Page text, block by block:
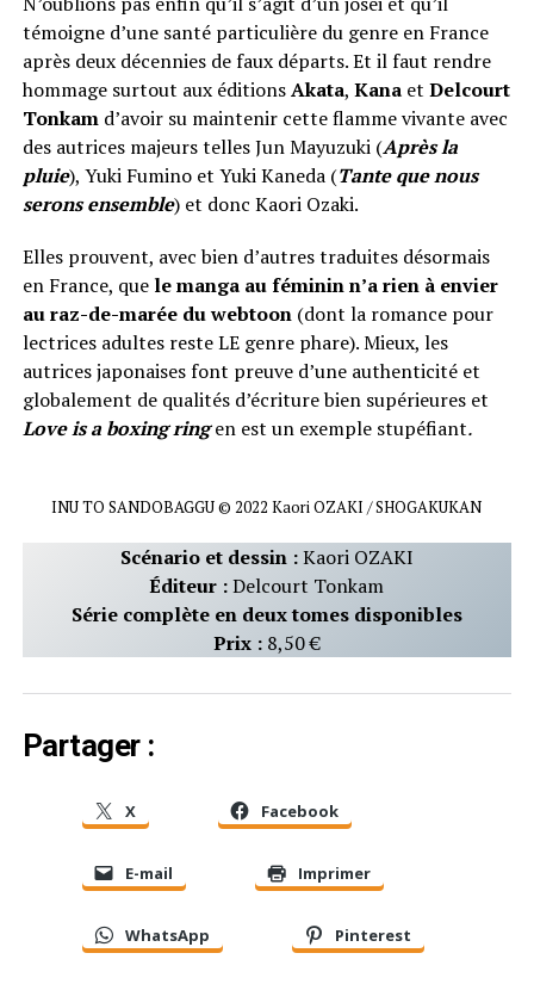
témoigne d’une santé particulière du genre en France
après deux décennies de faux départs. Et il faut rendre
hommage surtout aux éditionsAkata, Kanaet Delcourt
Tonkamd’avoir su maintenir cette flamme vivante avec
des autrices majeurs telles Jun Mayuzuki (Après la
pluie), Yuki Fumino et Yuki Kaneda (Tante que nous
serons ensemble) et donc Kaori Ozaki.
Elles prouvent, avec bien d’autres traduites désormais
en France, que le manga au féminin n’a rien à envier
au raz-de-marée du webtoon(dont la romance pour
lectrices adultes reste LE genre phare). Mieux, les
autrices japonaises font preuve d’une authenticité et
globalement de qualités d’écriture bien supérieures et
Love is a boxing ring en est un exemple stupéfiant.
INU TO SANDOBAGGU © 2022 Kaori OZAKI / SHOGAKUKAN
Scénario et dessin :Kaori OZAKI
Éditeur :Delcourt Tonkam
Série complète en deux tomes disponibles
Prix :8,50 €
Partager :
X Facebook
E-mail Imprimer
WhatsApp Pinterest